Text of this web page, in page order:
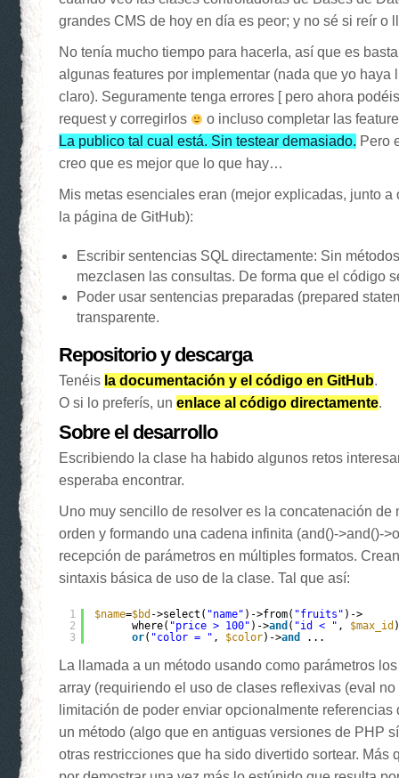
grandes CMS de hoy en día es peor; y no sé si reír o
No tenía mucho tiempo para hacerla, así que es
algunas features por implementar (nada que yo haya
claro). Seguramente tenga errores [ pero ahora
request y corregirlos
o incluso completar las
La publico tal cual está. Sin testear demasiado. Pero
creo que es mejor que lo que hay…
Mis metas esenciales eran (mejor explicadas, junto a
la página de GitHub):
Escribir sentencias SQL directamente: Sin
mezclasen las consultas. De forma que el código
Poder usar sentencias preparadas (prepared
transparente.
Repositorio y descarga
Tenéis la documentación y el código en GitHub.
O si lo preferís, un enlace al código directamente.
Sobre el desarrollo
Escribiendo la clase ha habido algunos retos
esperaba encontrar.
Uno muy sencillo de resolver es la concatenación de
orden y formando una cadena infinita (and()->and()-
recepción de parámetros en múltiples formatos.
sintaxis básica de uso de la clase. Tal que así:
1
2
3
$name=$bd ->select( "name" )->from( "fruits" )->
where( "price > 100" )->and ( "id < " , $max_id
or( "color = " , $color)->and ...
La llamada a un método usando como parámetros
array (requiriendo el uso de clases reflexivas (eval
limitación de poder enviar opcionalmente
un método (algo que en antiguas versiones de PHP
otras restricciones que ha sido divertido sortear. Más